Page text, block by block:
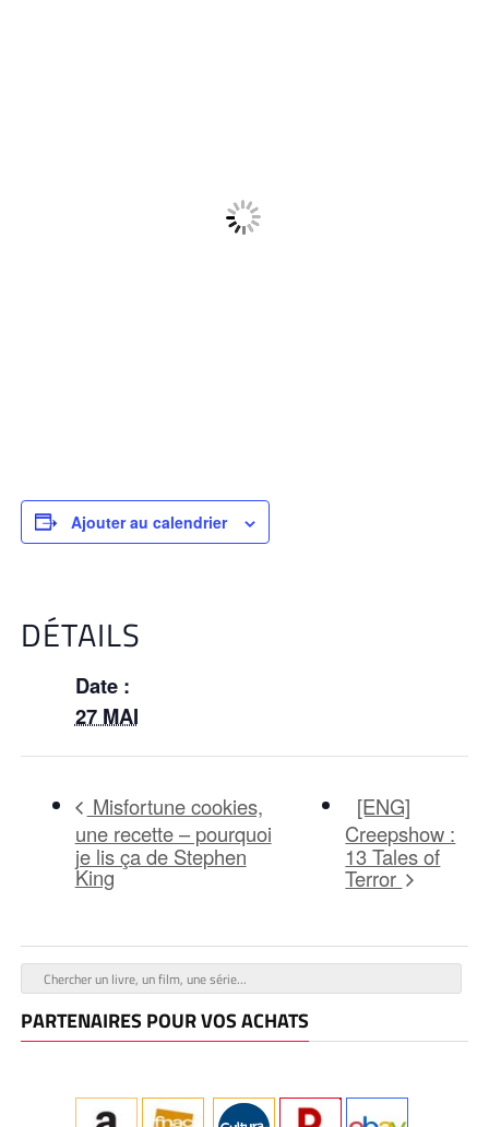
Ajouter au calendrier
DÉTAILS
Date :
27 MAI
Misfortune cookies,
une recette – pourquoi
je lis ça de Stephen
King
[ENG]
Creepshow :
13 Tales of
Terror
PARTENAIRES POUR VOS ACHATS